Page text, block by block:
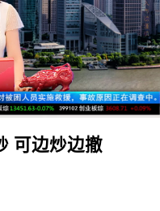
可边炒边撤